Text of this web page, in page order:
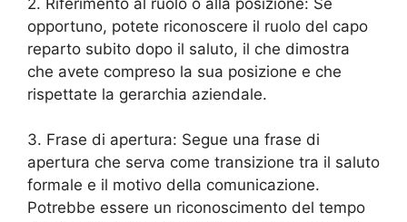
opportuno, potete riconoscere il ruolo del capo
reparto subito dopo il saluto, il che dimostra
che avete compreso la sua posizione e che
rispettate la gerarchia aziendale.
3. Frase di apertura: Segue una frase di
apertura che serva come transizione tra il saluto
formale e il motivo della comunicazione.
Potrebbe essere un riconoscimento del tempo